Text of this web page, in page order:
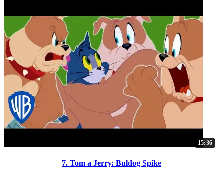
15:36
7. Tom a Jerry: Buldog Spike